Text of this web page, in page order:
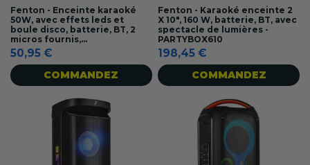
Fenton - Enceinte karaoké
50W, avec effets leds et
boule disco, batterie, BT, 2
micros fournis,...
50,95 €
COMMANDEZ
Fenton - Karaoké enceinte 2
X 10", 160 W, batterie, BT, avec
spectacle de lumières -
PARTYBOX610
198,45 €
COMMANDEZ